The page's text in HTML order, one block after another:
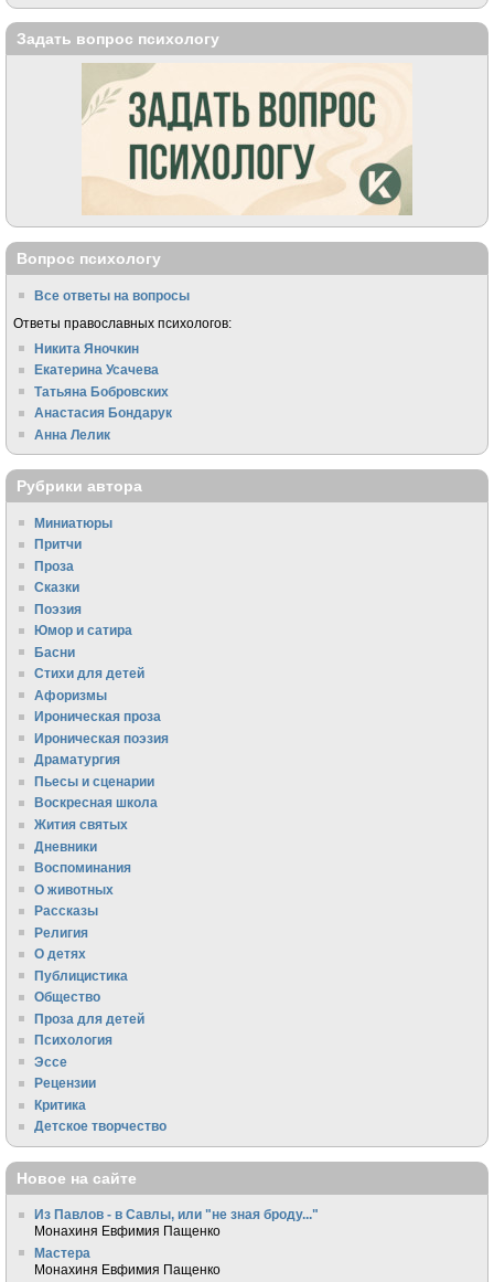
Задать вопрос психологу
Вопрос психологу
Все ответы на вопросы
Ответы православных психологов:
Никита Яночкин
Екатерина Усачева
Татьяна Бобровских
Анастасия Бондарук
Анна Лелик
Рубрики автора
Миниатюры
Притчи
Проза
Сказки
Поэзия
Юмор и сатира
Басни
Стихи для детей
Афоризмы
Ироническая проза
Ироническая поэзия
Драматургия
Пьесы и сценарии
Воскресная школа
Жития святых
Дневники
Воспоминания
О животных
Рассказы
Религия
О детях
Публицистика
Общество
Проза для детей
Психология
Эссе
Рецензии
Критика
Детское творчество
Новое на сайте
Из Павлов - в Савлы, или "не зная броду..."
Монахиня Евфимия Пащенко
Мастера
Монахиня Евфимия Пащенко